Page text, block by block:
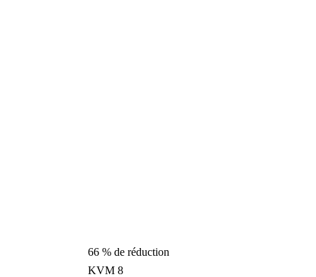
66 % de réduction
KVM 8